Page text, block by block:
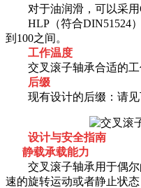
对于油润滑，可以采用
HLP（符合DIN51524）
到100之间。
工作温度
交叉滚子轴承合适的工作
后缀
现有设计的后缀：请见
设计与安全指南
静载承载能力
交叉滚子轴承用于偶尔
速的旋转运动或者静止状